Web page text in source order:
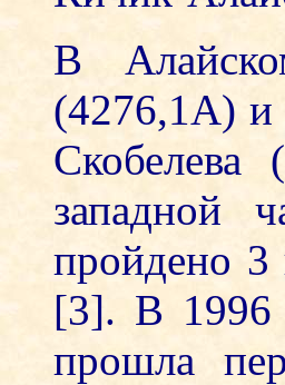
В
(4276,1А) и
Скобелева
западной
пройдено 3
[3]. В 1996
прошла